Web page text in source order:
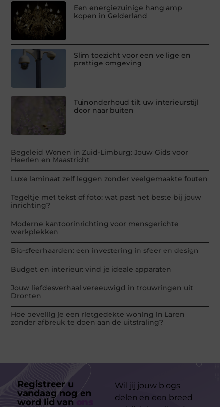
Een energiezuinige hanglamp
kopen in Gelderland
Slim toezicht voor een veilige en
prettige omgeving
Tuinonderhoud tilt uw interieurstijl
door naar buiten
Begeleid Wonen in Zuid-Limburg: Jouw Gids voor
Heerlen en Maastricht
Luxe laminaat zelf leggen zonder veelgemaakte fouten
Tegeltje met tekst of foto: wat past het beste bij jouw
inrichting?
Moderne kantoorinrichting voor mensgerichte
werkplekken
Bio-sfeerhaarden: een investering in sfeer en design
Budget en interieur: vind je ideale apparaten
Jouw liefdesverhaal vereeuwigd in trouwringen uit
Dronten
Hoe beveilig je een rietgedekte woning in Laren
zonder afbreuk te doen aan de uitstraling?
Registreer u
vandaag nog en
word lid van
Wil jij jouw blogs
delen en een breed